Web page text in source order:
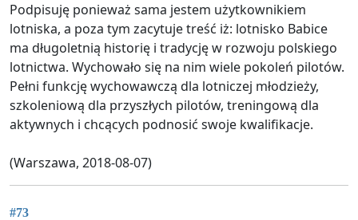
Podpisuję ponieważ sama jestem użytkownikiem
lotniska, a poza tym zacytuje treść iż: lotnisko Babice
ma długoletnią historię i tradycję w rozwoju polskiego
lotnictwa. Wychowało się na nim wiele pokoleń pilotów.
Pełni funkcję wychowawczą dla lotniczej młodzieży,
szkoleniową dla przyszłych pilotów, treningową dla
aktywnych i chcących podnosić swoje kwalifikacje.
(Warszawa, 2018-08-07)
#73